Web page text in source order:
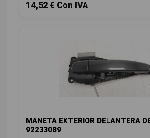
14,52 € Con IVA
MANETA EXTERIOR DELANTERA
92233089